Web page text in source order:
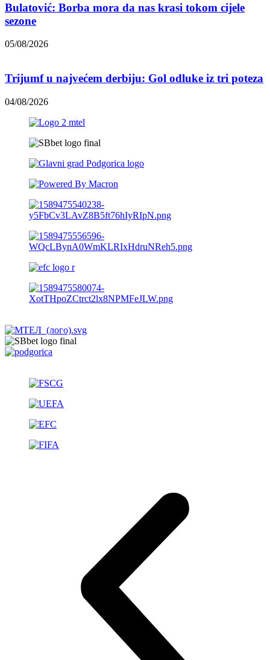
Bulatović: Borba mora da nas krasi tokom cijele
sezone
05/08/2026
Trijumf u najvećem derbiju: Gol odluke iz tri poteza
04/08/2026